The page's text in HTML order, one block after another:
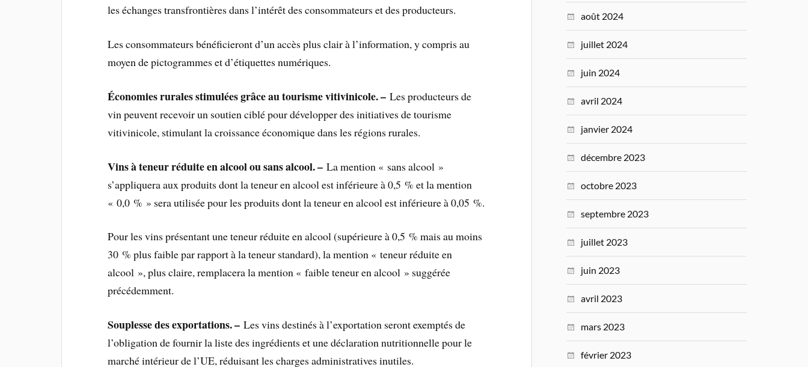
les échanges transfrontières dans l’intérêt des consommateurs et des producteurs.
Les consommateurs bénéficieront d’un accès plus clair à l’information, y compris au
moyen de pictogrammes et d’étiquettes numériques.
Économies rurales stimulées grâce au tourisme vitivinicole. – Les producteurs de
vin peuvent recevoir un soutien ciblé pour développer des initiatives de tourisme
vitivinicole, stimulant la croissance économique dans les régions rurales.
Vins à teneur réduite en alcool ou sans alcool. – La mention « sans alcool »
s’appliquera aux produits dont la teneur en alcool est inférieure à 0,5 % et la mention
« 0,0 % » sera utilisée pour les produits dont la teneur en alcool est inférieure à 0,05 %.
Pour les vins présentant une teneur réduite en alcool (supérieure à 0,5 % mais au moins
30 % plus faible par rapport à la teneur standard), la mention « teneur réduite en
alcool », plus claire, remplacera la mention « faible teneur en alcool » suggérée
précédemment.
Souplesse des exportations. – Les vins destinés à l’exportation seront exemptés de
l’obligation de fournir la liste des ingrédients et une déclaration nutritionnelle pour le
marché intérieur de l’UE, réduisant les charges administratives inutiles.
août 2024
juillet 2024
juin 2024
avril 2024
janvier 2024
décembre 2023
octobre 2023
septembre 2023
juillet 2023
juin 2023
avril 2023
mars 2023
février 2023